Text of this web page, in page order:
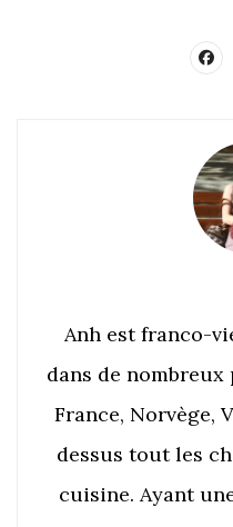
Anh est franco-
dans de nombreux
France, Norvège,
dessus tout les
cuisine. Ayant